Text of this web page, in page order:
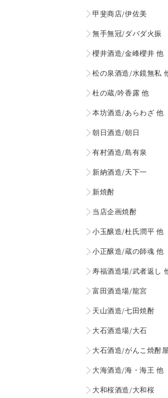
甲斐商店/伊佐美
無手無冠/ダバダ火振
櫻井酒造/金峰櫻井 他
松の泉酒造/水鏡無私
杜の蔵/吟香露 他
本坊酒造/あらわざ 他
朝日酒造/朝日
有村酒造/島有泉
新納酒造/天下一
新焼酎
当店企画焼酎
小玉醸造/杜氏潤平 他
小正醸造/蔵の師魂 他
寿福酒造場/武者返し
富田酒造場/龍宮
天山酒造/七田焼酎
大石酒造場/大石
大石酒造/がんこ焼酎
大海酒造/海・海王 他
大和桜酒造/大和桜